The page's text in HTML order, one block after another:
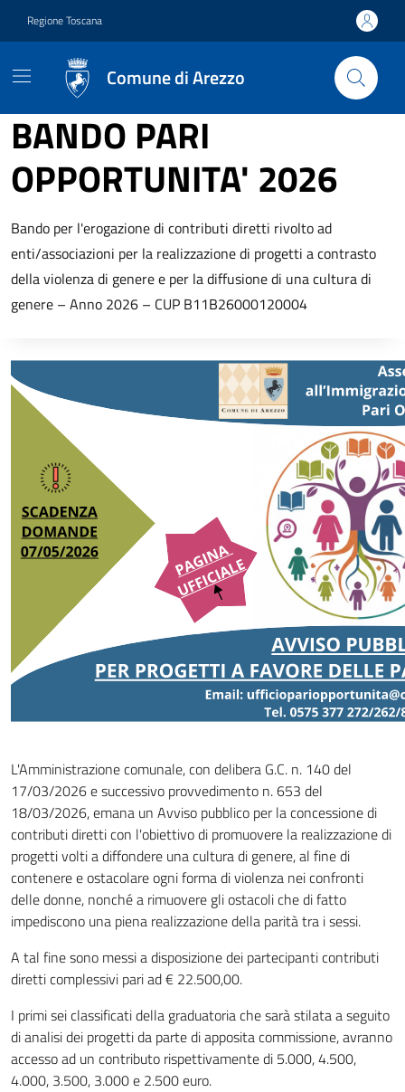
Regione Toscana
Comune di Arezzo
BANDO PARI
OPPORTUNITA' 2026
Descrizione breve
Bando per l'erogazione di contributi diretti rivolto ad
enti/associazioni per la realizzazione di progetti a contrasto
della violenza di genere e per la diffusione di una cultura di
genere – Anno 2026 – CUP B11B26000120004
Descrizione completa
L'Amministrazione comunale, con delibera G.C. n. 140 del
17/03/2026 esuccessivo provvedimento n. 653 del
18/03/2026, emana un Avviso pubblico per la concessione di
contributi diretti con l'obiettivo di promuovere la realizzazione di
progetti volti a diffondere una cultura di genere, al finedi
contenere e ostacolare ogni forma di violenza nei confronti
delle donne, nonché a rimuovere gli ostacoli che di fatto
impediscono una piena realizzazione della parità tra i sessi.
A tal fine sono messi a disposizione dei partecipanti contributi
diretti complessivi pari ad € 22.500,00.
I primi sei classificati della graduatoria che sarà stilata a seguito
di analisi dei progetti da parte di apposita commissione, avranno
accesso ad un contributo rispettivamente di 5.000, 4.500,
4.000, 3.500, 3.000 e 2.500 euro.